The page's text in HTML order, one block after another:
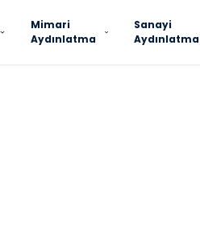
Mimari
Aydınlatma
Sanayi
Aydınlatma